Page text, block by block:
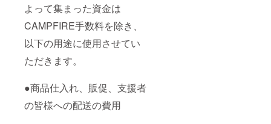
よって集まった資金は
CAMPFIRE手数料を除き、
以下の用途に使用させてい
ただきます。
●商品仕入れ、販促、支援者
の皆様への配送の費用